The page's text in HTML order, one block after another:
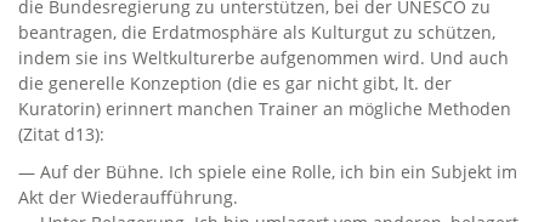
die Bundesregierung zu unterstützen, bei der UNESCO zu
beantragen, die Erdatmosphäre als Kulturgut zu schützen,
indem sie ins Weltkulturerbe aufgenommen wird. Und auch
die generelle Konzeption (die es gar nicht gibt, lt. der
Kuratorin) erinnert manchen Trainer an mögliche Methoden
(Zitat d13):
— Auf der Bühne. Ich spiele eine Rolle, ich bin ein Subjekt im
Akt der Wiederaufführung.